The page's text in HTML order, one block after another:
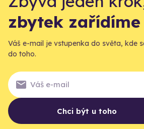
zbytek
Váš e-mail je vstupenka do světa, kde
do toho.
Chci být u toho